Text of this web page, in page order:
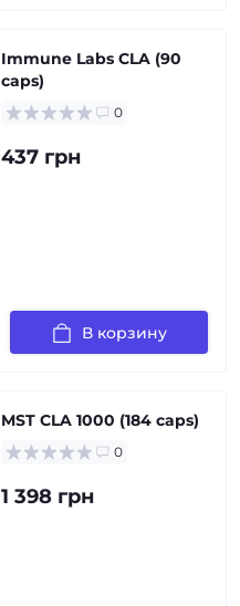
Immune Labs CLA (90
caps)
0
437 грн
В корзину
MST CLA 1000 (184 caps)
0
1 398 грн